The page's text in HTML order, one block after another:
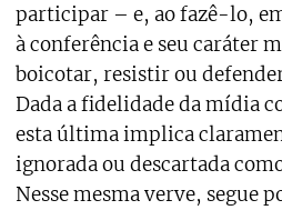
participar – e, ao fazê-lo,
à conferência e seu caráter
boicotar, resistir ou
Dada a fidelidade da mídia
esta última implica
ignorada ou descartada
Nesse mesma verve, segue